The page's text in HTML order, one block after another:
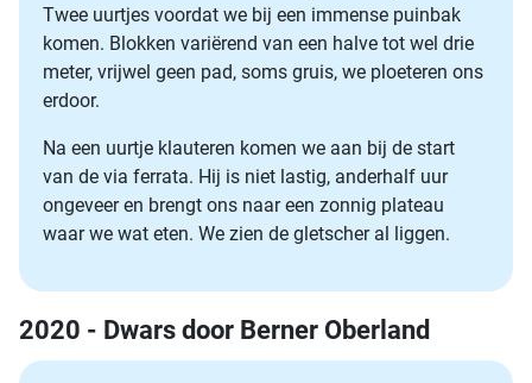
Twee uurtjes voordat we bij een immense puinbak
komen. Blokken variërend van een halve tot wel drie
meter, vrijwel geen pad, soms gruis, we ploeteren ons
erdoor.
Na een uurtje klauteren komen we aan bij de start
van de via ferrata. Hij is niet lastig, anderhalf uur
ongeveer en brengt ons naar een zonnig plateau
waar we wat eten. We zien de gletscher al liggen.
2020 - Dwars door Berner Oberland